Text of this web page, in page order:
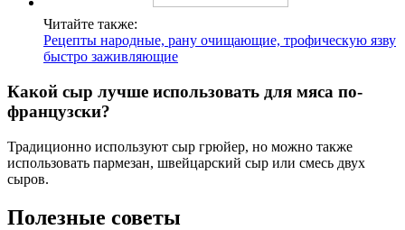
Читайте также:
Рецепты народные, рану очищающие, трофическую язву
быстро заживляющие
Какой сыр лучше использовать для мяса по-
французски?
Традиционно используют сыр грюйер, но можно также
использовать пармезан, швейцарский сыр или смесь двух
сыров.
Полезные советы